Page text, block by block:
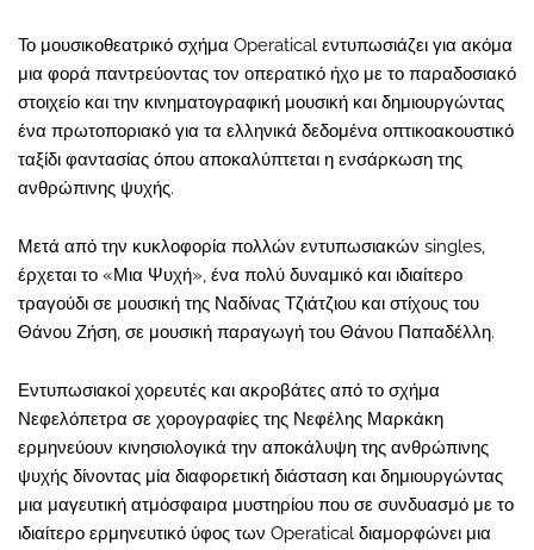
Το μουσικοθεατρικό σχήμα Operatical εντυπωσιάζει για ακόμα
μια φορά παντρεύοντας τον οπερατικό ήχο με το παραδοσιακό
στοιχείο και την κινηματογραφική μουσική και δημιουργώντας
ένα πρωτοποριακό για τα ελληνικά δεδομένα οπτικοακουστικό
ταξίδι φαντασίας όπου αποκαλύπτεται η ενσάρκωση της
ανθρώπινης ψυχής.
Μετά από την κυκλοφορία πολλών εντυπωσιακών singles,
έρχεται το «Μια Ψυχή», ένα πολύ δυναμικό και ιδιαίτερο
τραγούδι σε μουσική της Ναδίνας Τζιάτζιου και στίχους του
Θάνου Ζήση, σε μουσική παραγωγή του Θάνου Παπαδέλλη.
Εντυπωσιακοί χορευτές και ακροβάτες από το σχήμα
Νεφελόπετρα σε χορογραφίες της Νεφέλης Μαρκάκη
ερμηνεύουν κινησιολογικά την αποκάλυψη της ανθρώπινης
ψυχής δίνοντας μία διαφορετική διάσταση και δημιουργώντας
μια μαγευτική ατμόσφαιρα μυστηρίου που σε συνδυασμό με το
ιδιαίτερο ερμηνευτικό ύφος των Operatical διαμορφώνει μια